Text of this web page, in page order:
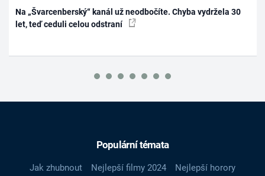
Na „Švarcenberský“ kanál už neodbočíte. Chyba vydržela 30
let, teď ceduli celou odstraní
Populární témata
Jak zhubnout Nejlepší filmy 2024
Nejlepší horory